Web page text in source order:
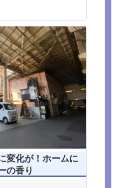
変化が！ホームに
の香り